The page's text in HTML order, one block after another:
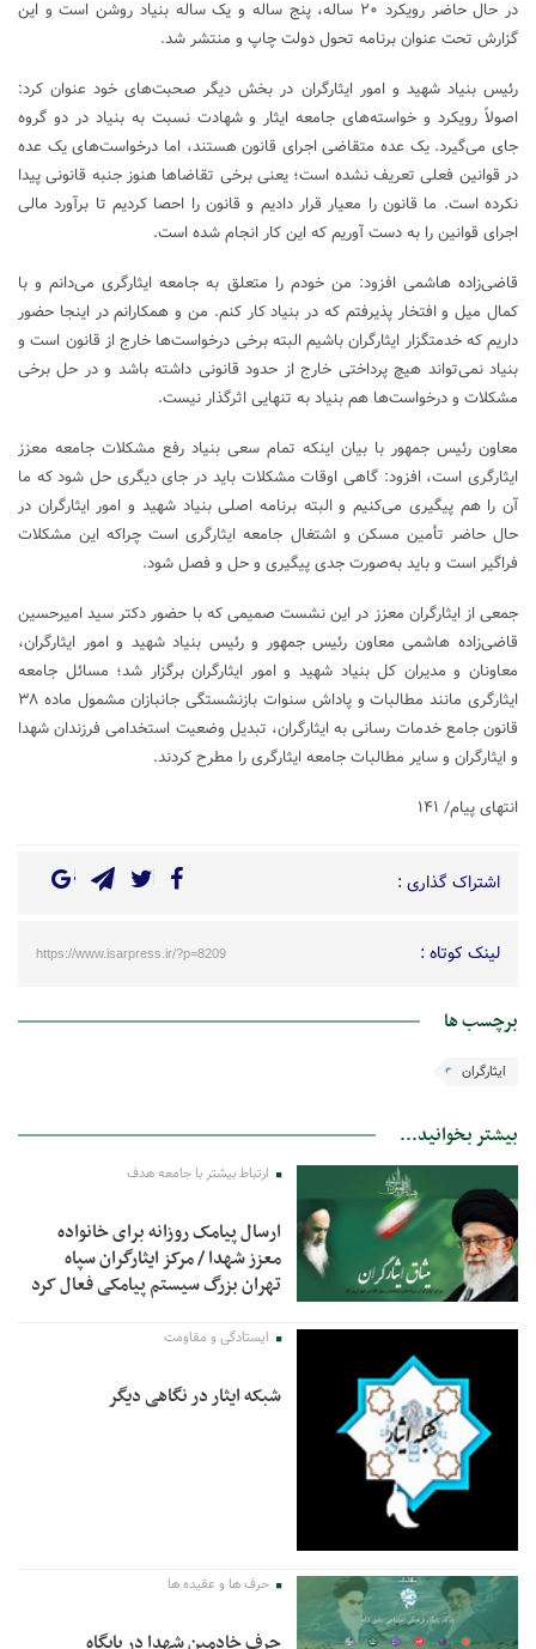
در حال حاضر رویکرد ۲۰ ساله، پنج ساله و یک ساله بنیاد روشن است و این
گزارش تحت عنوان برنامه تحول دولت چاپ و منتشر شد.
رئیس بنیاد شهید و امور ایثارگران در بخش دیگر صحبت‌های خود عنوان کرد:
اصولاً رویکرد و خواسته‌های جامعه ایثار و شهادت نسبت به بنیاد در دو گروه
جای می‌گیرد. یک عده متقاضی اجرای قانون هستند، اما درخواست‌های یک عده
در قوانین فعلی تعریف نشده است؛ یعنی برخی تقاضا‌ها هنوز جنبه قانونی پیدا
نکرده است. ما قانون را معیار قرار دادیم و قانون را احصا کردیم تا برآورد مالی
اجرای قوانین را به دست آوریم که این کار انجام شده است.
قاضی‌زاده هاشمی افزود: من خودم را متعلق به جامعه ایثارگری می‌دانم و با
کمال میل و افتخار پذیرفتم که در بنیاد کار کنم. من و همکارانم در اینجا حضور
داریم که خدمتگزار ایثارگران باشیم البته برخی درخواست‌ها خارج از قانون است و
بنیاد نمی‌تواند هیچ پرداختی خارج از حدود قانونی داشته باشد و در حل برخی
مشکلات و درخواست‌ها هم بنیاد به تنهایی اثرگذار نیست.
معاون رئیس جمهور با بیان اینکه تمام سعی بنیاد رفع مشکلات جامعه معزز
ایثارگری است، افزود: گاهی اوقات مشکلات باید در جای دیگری حل شود که ما
آن را هم پیگیری می‌کنیم و البته برنامه اصلی بنیاد شهید و امور ایثارگران در
حال حاضر تأمین مسکن و اشتغال جامعه ایثارگری است چراکه این مشکلات
فراگیر است و باید به‌صورت جدی پیگیری و حل و فصل شود.
جمعی از ایثارگران معزز در این نشست صمیمی که با حضور دکتر سید امیرحسین
قاضی‌زاده هاشمی معاون رئیس جمهور و رئیس بنیاد شهید و امور ایثارگران،
معاونان و مدیران کل بنیاد شهید و امور ایثارگران برگزار شد؛ مسائل جامعه
ایثارگری مانند مطالبات و پاداش سنوات بازنشستگی جانبازان مشمول ماده ۳۸
قانون جامع خدمات رسانی به ایثارگران، تبدیل وضعیت استخدامی فرزندان شهدا
و ایثارگران و سایر مطالبات جامعه ایثارگری را مطرح کردند.
انتهای پیام/ ۱۴۱
اشتراک گذاری :
لینک کوتاه : https://www.isarpress.ir/?p=8209
برچسب ها
ایثارگران
بیشتر بخوانید...
ارتباط بیشتر با جامعه هدف
ارسال پیامک روزانه برای خانواده
معزز شهدا / مرکز ایثارگران سپاه
تهران بزرگ سیستم پیامکی فعال کرد
ایستادگی و مقاومت
شبکه ایثار در نگاهی دیگر
حرف ها و عقیده ها